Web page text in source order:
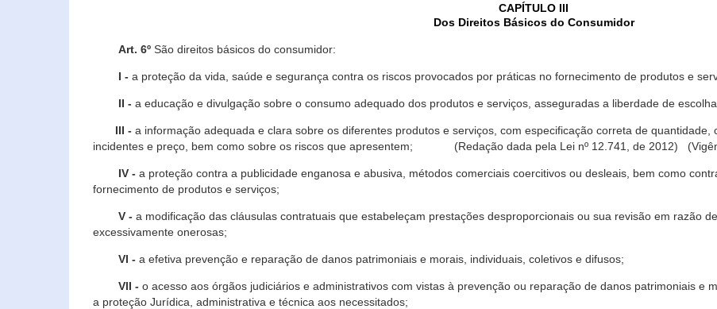
CAPÍTULO III
Dos Direitos Básicos do Consumidor
Art. 6º São direitos básicos do consumidor:
I - a proteção da vida, saúde e segurança contra os riscos provocados por práticas no fornecimento de produtos e
II - a educação e divulgação sobre o consumo adequado dos produtos e serviços, asseguradas a liberdade de
III - a informação adequada e clara sobre os diferentes produtos e serviços, com especificação correta de
incidentes e preço, bem como sobre os riscos que apresentem; (Redação dada pela Lei nº 12.741, de 2012)
IV - a proteção contra a publicidade enganosa e abusiva, métodos comerciais coercitivos ou desleais, bem como
fornecimento de produtos e serviços;
V - a modificação das cláusulas contratuais que estabeleçam prestações desproporcionais ou sua revisão em razão
excessivamente onerosas;
VI - a efetiva prevenção e reparação de danos patrimoniais e morais, individuais, coletivos e difusos;
VII - o acesso aos órgãos judiciários e administrativos com vistas à prevenção ou reparação de danos patrimoniais e
a proteção Jurídica, administrativa e técnica aos necessitados;